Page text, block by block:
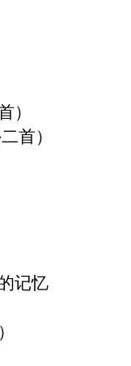
）
首）
记忆